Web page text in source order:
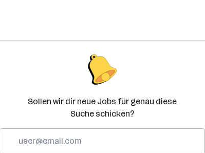
Sollen wir dir neue Jobs für genau diese
Suche schicken?